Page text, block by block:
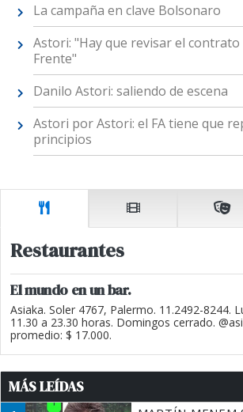
La campaña en clave Bolsonaro
Astori: "Hay que revisar el contrato
Frente"
Danilo Astori: saliendo de escena
Astori por Astori: el FA tiene que
principios
Restaurantes
El mundo en un bar.
Asiaka. Soler 4767, Palermo. 11.2492-8244.
11.30 a 23.30 horas. Domingos cerrado.
promedio: $ 17.000.
MÁS LEÍDAS